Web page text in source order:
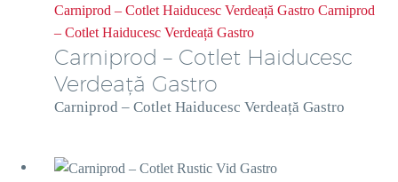
Carniprod – Cotlet Haiducesc Verdeață Gastro Carniprod
– Cotlet Haiducesc Verdeață Gastro
Carniprod – Cotlet Haiducesc
Verdeață Gastro
Carniprod – Cotlet Haiducesc Verdeață Gastro